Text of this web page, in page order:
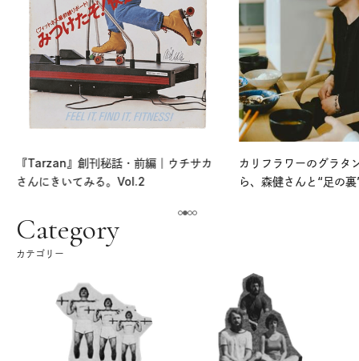
『Tarzan』創刊秘話・前編｜ウチサカ
さんにきいてみる。Vol.2
カリフラワーのグラタ
ら、森健さんと“足の
Category
カテゴリー